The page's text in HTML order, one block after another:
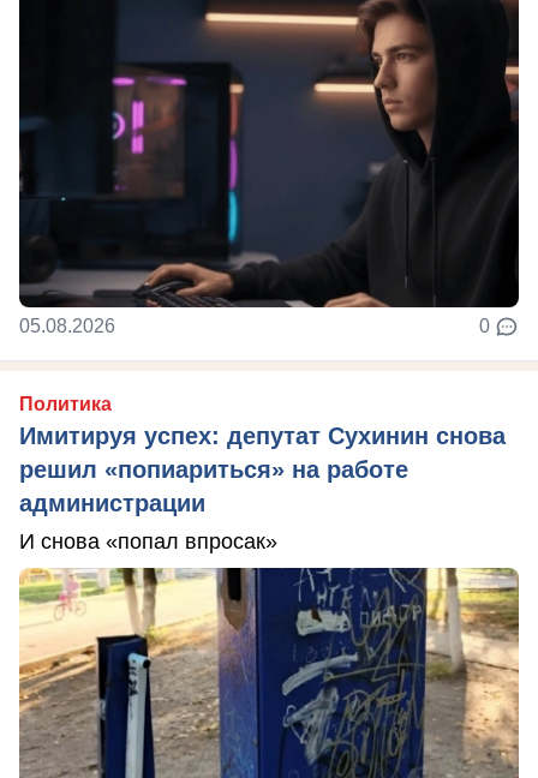
05.08.2026 0
Политика
Имитируя успех: депутат Сухинин снова
решил «попиариться» на работе
администрации
И снова «попал впросак»